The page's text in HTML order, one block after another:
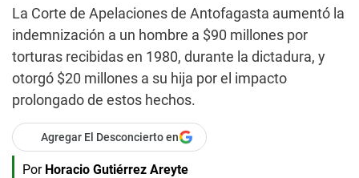
La Corte de Apelaciones de Antofagasta aumentó la
indemnización a un hombre a $90 millones por
torturas recibidas en 1980, durante la dictadura, y
otorgó $20 millones a su hija por el impacto
prolongado de estos hechos.
Agregar El Desconcierto en
Por Horacio Gutiérrez Areyte